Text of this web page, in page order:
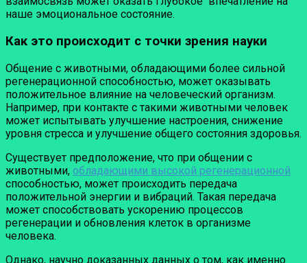
наше эмоциональное состояние.
Как это происходит с точки зрения науки
Общение с животными, обладающими более сильной
регенерационной способностью, может оказывать
положительное влияние на человеческий организм.
Например, при контакте с такими животными человек
может испытывать улучшение настроения, снижение
уровня стресса и улучшение общего состояния здоровья.
Существует предположение, что при общении с
животными, обладающими высокой регенерационной
способностью, может происходить передача
положительной энергии и вибраций. Такая передача
может способствовать ускорению процессов
регенерации и обновления клеток в организме
человека.
Однако, научно доказанных данных о том, как именно